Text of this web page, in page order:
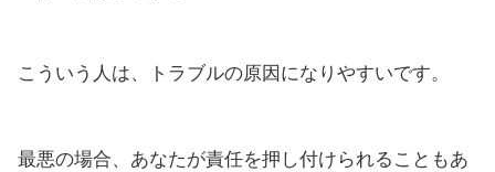
こういう人は、トラブルの原因になりやすいです。
最悪の場合、あなたが責任を押し付けられることもあ